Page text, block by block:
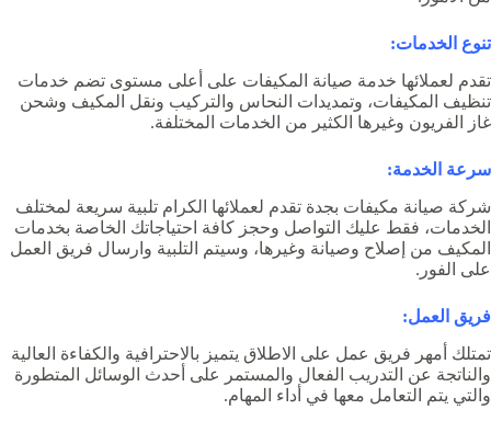
تنوع الخدمات:
تقدم لعملائها خدمة صيانة المكيفات على أعلى مستوى تضم خدمات
تنظيف المكيفات، وتمديدات النحاس والتركيب ونقل المكيف وشحن
غاز الفريون وغيرها الكثير من الخدمات المختلفة.
سرعة الخدمة:
شركة صيانة مكيفات بجدة تقدم لعملائها الكرام تلبية سريعة لمختلف
الخدمات، فقط عليك التواصل وحجز كافة احتياجاتك الخاصة بخدمات
المكيف من إصلاح وصيانة وغيرها، وسيتم التلبية وارسال فريق العمل
على الفور.
فريق العمل:
تمتلك أمهر فريق عمل على الاطلاق يتميز بالاحترافية والكفاءة العالية
والناتجة عن التدريب الفعال والمستمر على أحدث الوسائل المتطورة
والتي يتم التعامل معها في أداء المهام.